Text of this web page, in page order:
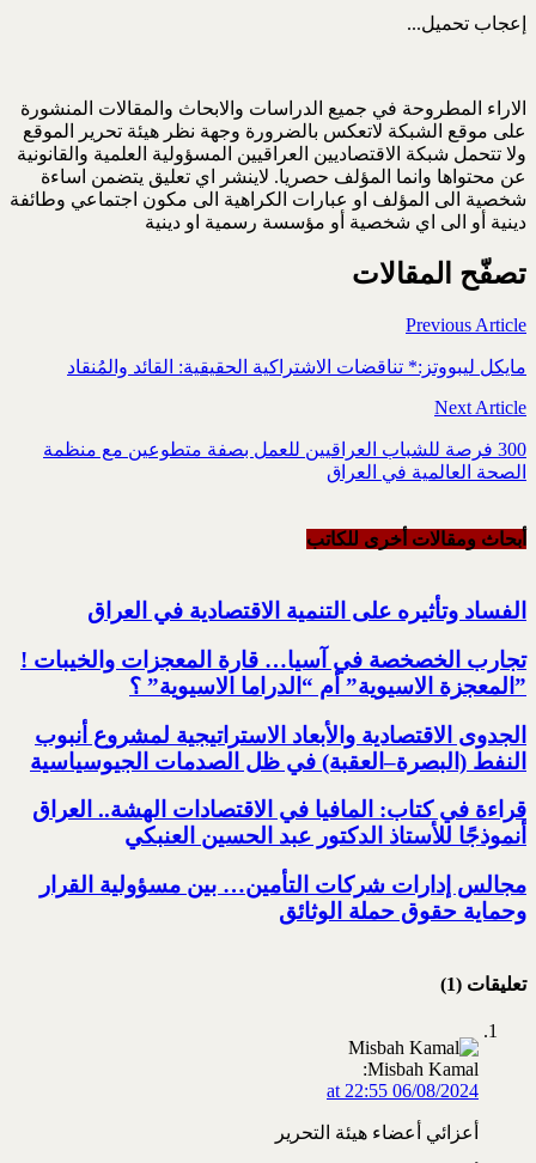
إعجاب تحميل...
الاراء المطروحة في جميع الدراسات والابحاث والمقالات المنشورة
على موقع الشبكة لاتعكس بالضرورة وجهة نظر هيئة تحرير الموقع
ولا تتحمل شبكة الاقتصاديين العراقيين المسؤولية العلمية والقانونية
عن محتواها وانما المؤلف حصريا. لاينشر اي تعليق يتضمن اساءة
شخصية الى المؤلف او عبارات الكراهية الى مكون اجتماعي وطائفة
دينية أو الى اي شخصية أو مؤسسة رسمية او دينية
تصفّح المقالات
Previous Article
مايكل ليبووتز:* تناقضات الاشتراكية الحقيقية: القائد والمُنقاد
Next Article
300 فرصة للشباب العراقيين للعمل بصفة متطوعين مع منظمة
الصحة العالمية في العراق
أبحاث ومقالات أخرى للکاتب
الفساد وتأثيره على التنمية الاقتصادية في العراق
تجارب الخصخصة في آسيا… قارة المعجزات والخيبات !‏
‏”المعجزة الاسيوية” أم “الدراما الاسيوية” ؟‏
الجدوى الاقتصادية والأبعاد الاستراتيجية لمشروع أنبوب
النفط (البصرة–العقبة) ‏في ظل الصدمات الجيوسياسية
قراءة في كتاب: المافيا في الاقتصادات الهشة.. العراق
أنموذجًا للأستاذ الدكتور عبد الحسين العنبكي
مجالس إدارات شركات التأمين… بين مسؤولية القرار
وحماية حقوق حملة الوثائق
تعليقات (1)
Misbah Kamal:
06/08/2024 at 22:55
أعزائي أعضاء هيئة التحرير